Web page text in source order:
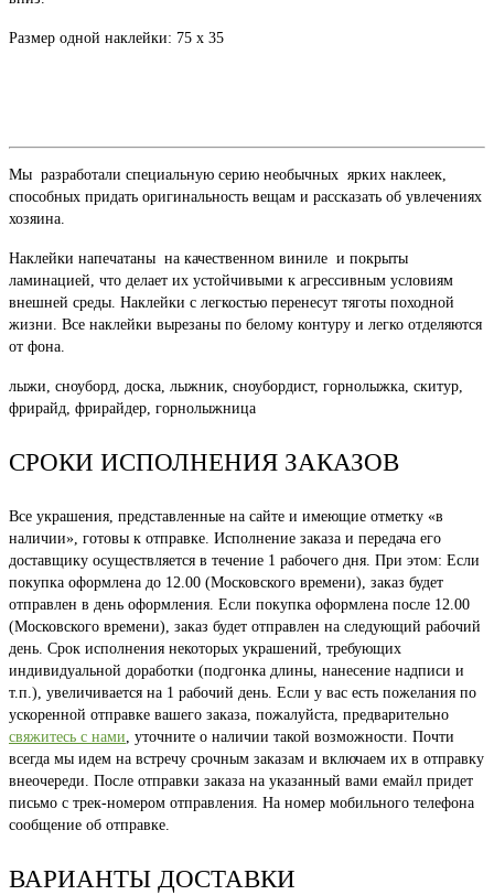
Размер одной наклейки: 75 x 35
Мы разработали специальную серию необычных ярких наклеек,
способных придать оригинальность вещам и рассказать об увлечениях
хозяина.
Наклейки напечатаны на качественном виниле и покрыты
ламинацией, что делает их устойчивыми к агрессивным условиям
внешней среды. Наклейки с легкостью перенесут тяготы походной
жизни. Все наклейки вырезаны по белому контуру и легко отделяются
от фона.
лыжи, сноуборд, доска, лыжник, сноубордист, горнолыжка, скитур,
фрирайд, фрирайдер, горнолыжница
СРОКИ ИСПОЛНЕНИЯ ЗАКАЗОВ
Все украшения, представленные на сайте и имеющие отметку «в
наличии», готовы к отправке. Исполнение заказа и передача его
доставщику осуществляется в течение 1 рабочего дня. При этом: Если
покупка оформлена до 12.00 (Московского времени), заказ будет
отправлен в день оформления. Если покупка оформлена после 12.00
(Московского времени), заказ будет отправлен на следующий рабочий
день. Срок исполнения некоторых украшений, требующих
индивидуальной доработки (подгонка длины, нанесение надписи и
т.п.), увеличивается на 1 рабочий день. Если у вас есть пожелания по
ускоренной отправке вашего заказа, пожалуйста, предварительно
свяжитесь с нами, уточните о наличии такой возможности. Почти
всегда мы идем на встречу срочным заказам и включаем их в отправку
внеочереди. После отправки заказа на указанный вами емайл придет
письмо с трек-номером отправления. На номер мобильного телефона
сообщение об отправке.
ВАРИАНТЫ ДОСТАВКИ